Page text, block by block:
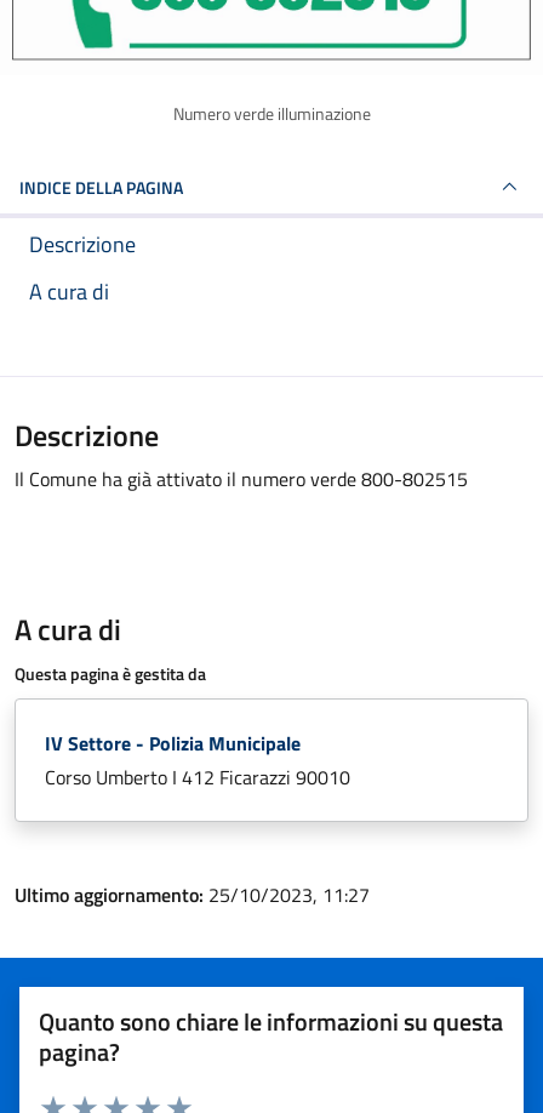
Numero verde illuminazione
INDICE DELLA PAGINA
Descrizione
A cura di
Descrizione
Il Comune ha già attivato il numero verde 800-802515
A cura di
Questa pagina è gestita da
IV Settore - Polizia Municipale
Corso Umberto I 412 Ficarazzi 90010
Ultimo aggiornamento: 25/10/2023, 11:27
Quanto sono chiare le informazioni su questa
pagina?